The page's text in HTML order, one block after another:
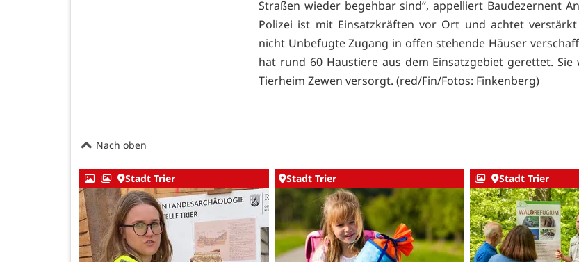
Straßen wieder begehbar sind“, appelliert Baudezernent
Polizei ist mit Einsatzkräften vor Ort und achtet
nicht Unbefugte Zugang in offen stehende Häuser
hat rund 60 Haustiere aus dem Einsatzgebiet gerettet.
Tierheim Zewen versorgt. (red/Fin/Fotos: Finkenberg)
Nach oben
Stadt Trier Stadt Trier Stadt Trier